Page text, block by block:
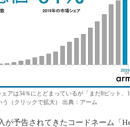
アは34％にとどまっているが「まだ8ビット、
（クリックで拡大） 出典：アーム
予告されてきたコードネーム「